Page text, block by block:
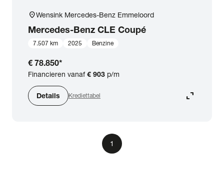
location_onWensink Mercedes-Benz Emmeloord
Mercedes-Benz CLE Coupé
7.507 km 2025 Benzine
€ 78.850*
Financieren vanaf€ 903 p/m
Details Krediettabel expand_content
1